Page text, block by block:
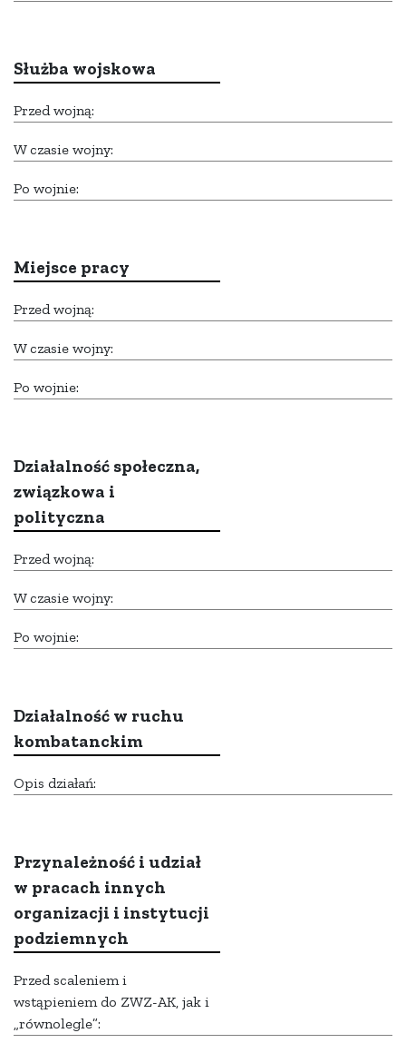
Służba wojskowa
Przed wojną:
W czasie wojny:
Po wojnie:
Miejsce pracy
Przed wojną:
W czasie wojny:
Po wojnie:
Działalność społeczna,
związkowa i
polityczna
Przed wojną:
W czasie wojny:
Po wojnie:
Działalność w ruchu
kombatanckim
Opis działań:
Przynależność i udział
w pracach innych
organizacji i instytucji
podziemnych
Przed scaleniem i
wstąpieniem do ZWZ-AK, jak i
„równolegle”: